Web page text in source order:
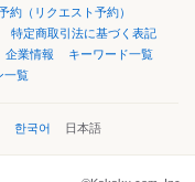
約（リクエスト予約）
特定商取引法に基づく表記
企業情報
キーワード一覧
一覧
한국어 日本語